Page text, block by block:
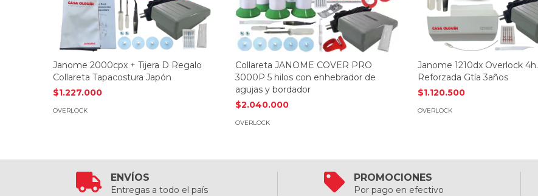
Janome 2000cpx + Tijera D Regalo
Collareta Tapacostura Japón
$1.227.000
OVERLOCK
Collareta JANOME COVER PRO
3000P 5 hilos con enhebrador de
agujas y bordador
$2.040.000
OVERLOCK
Janome 1210dx Overlock 4h.
Reforzada Gtía 3años
$1.120.500
OVERLOCK
ENVÍOS
Entregas a todo el país
PROMOCIONES
Por pago en efectivo